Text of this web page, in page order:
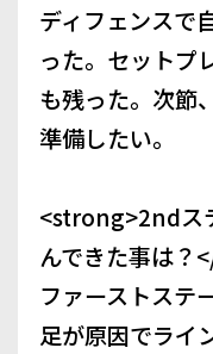
ディフェンスで
った。セットプ
も残った。次節
準備したい。
<strong>2ndス
んできた事は？
ファーストステ
足が原因でライ